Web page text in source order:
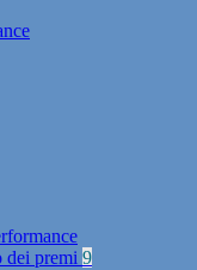
dei premi 9